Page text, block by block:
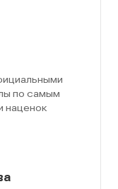
по самым
наценок